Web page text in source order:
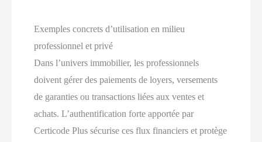
Exemples concrets d’utilisation en milieu
professionnel et privé
Dans l’univers immobilier, les professionnels
doivent gérer des paiements de loyers, versements
de garanties ou transactions liées aux ventes et
achats. L’authentification forte apportée par
Certicode Plus sécurise ces flux financiers et protège